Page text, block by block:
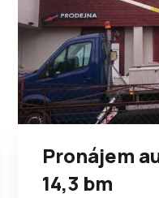
Pronájem
14,3 bm